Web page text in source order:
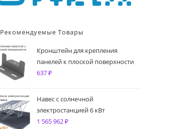
Рекомендуемые Товары
Кронштейн для крепления
панелей к плоской поверхности
637₽
Навес с солнечной
электростанцией 6 кВт
1 565 962₽